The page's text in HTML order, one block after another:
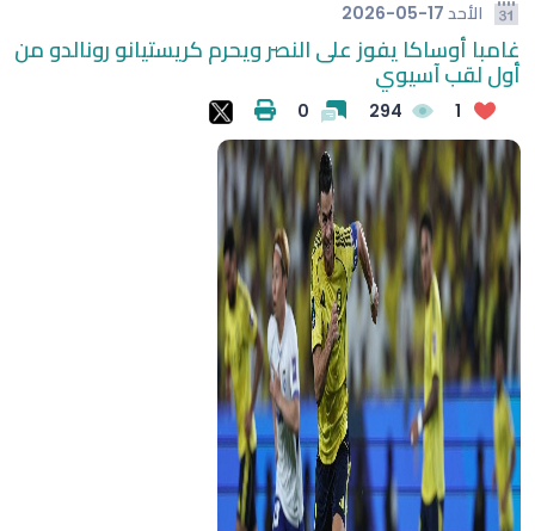
الأحد 2026-05-17
غامبا أوساكا يفوز على النصر ويحرم كريستيانو رونالدو من
أول لقب آسيوي
1
294
0